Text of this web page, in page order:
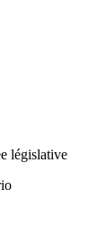
législative